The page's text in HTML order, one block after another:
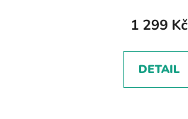
1 299 Kč
DETAIL